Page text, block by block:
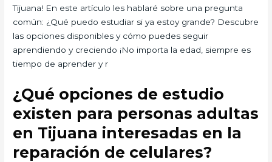
Tijuana! En este artículo les hablaré sobre una pregunta
común: ¿Qué puedo estudiar si ya estoy grande? Descubre
las opciones disponibles y cómo puedes seguir
aprendiendo y creciendo ¡No importa la edad, siempre es
tiempo de aprender y r
¿Qué opciones de estudio
existen para personas adultas
en Tijuana interesadas en la
reparación de celulares?